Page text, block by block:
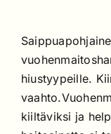
hiustyypeille.
kiiltäviksi ja